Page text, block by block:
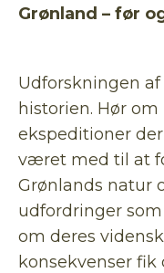
Grønland – før
Udforskningen
historien. Hør
ekspeditioner
været med til at
Grønlands natur
udfordringer
om deres
konsekvenser